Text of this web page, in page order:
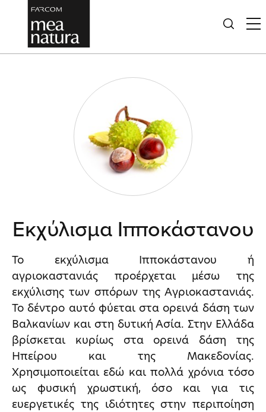
Εκχύλισμα Ιπποκάστανου
Το εκχύλισμα Ιπποκάστανου ή
αγριοκαστανιάς προέρχεται μέσω της
εκχύλισης των σπόρων της Αγριοκαστανιάς.
Το δέντρο αυτό φύεται στα ορεινά δάση των
Βαλκανίων και στη δυτική Ασία. Στην Ελλάδα
βρίσκεται κυρίως στα ορεινά δάση της
Ηπείρου και της Μακεδονίας.
Χρησιμοποιείται εδώ και πολλά χρόνια τόσο
ως φυσική χρωστική, όσο και για τις
ευεργετικές της ιδιότητες στην περιποίηση